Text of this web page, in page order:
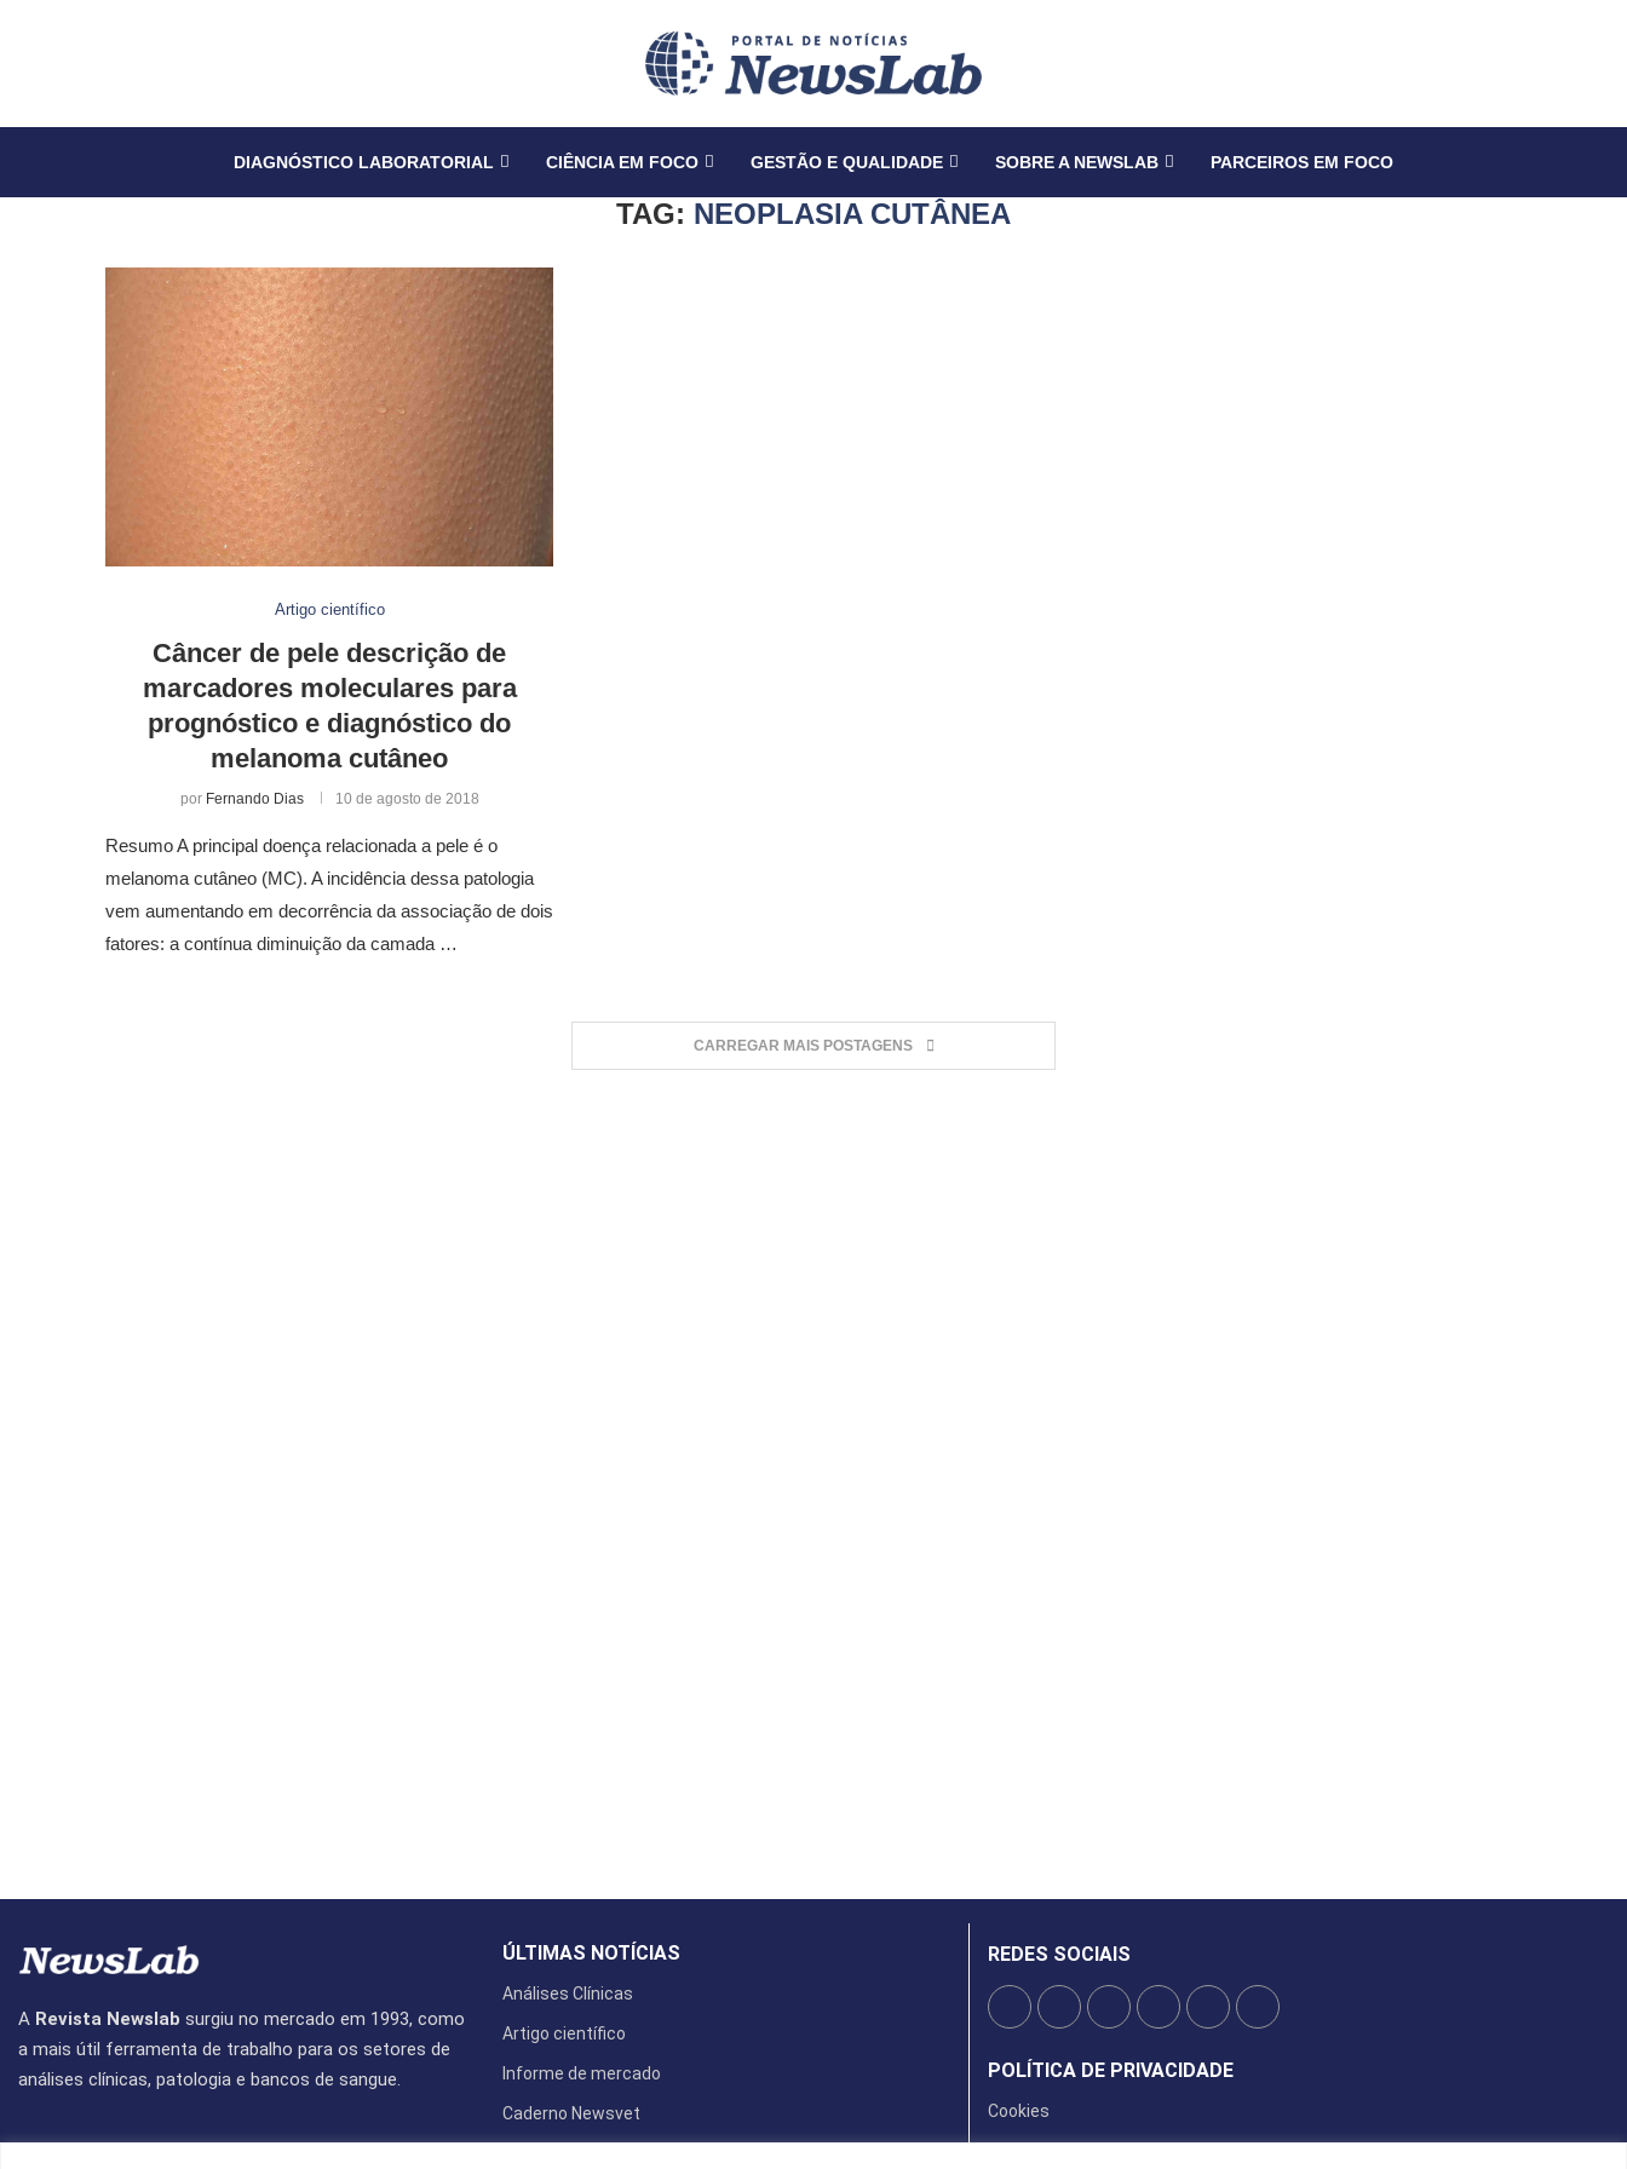
DIAGNÓSTICO LABORATORIAL CIÊNCIA EM FOCO GESTÃO E QUALIDADE SOBRE A NEWSLAB PARCEIROS EM FOCO
TAG: NEOPLASIA CUTÂNEA
Artigo científico
Câncer de pele descrição de
marcadores moleculares para
prognóstico e diagnóstico do
melanoma cutâneo
por Fernando Dias 10 de agosto de 2018
Resumo A principal doença relacionada a pele é o
melanoma cutâneo (MC). A incidência dessa patologia
vem aumentando em decorrência da associação de dois
fatores: a contínua diminuição da camada …
CARREGAR MAIS POSTAGENS
A Revista Newslab surgiu no mercado em 1993, como
a mais útil ferramenta de trabalho para os setores de
análises clínicas, patologia e bancos de sangue.
ÚLTIMAS NOTÍCIAS
Análises Clínicas
Artigo científico
Informe de mercado
Caderno Newsvet
REDES SOCIAIS
POLÍTICA DE PRIVACIDADE
Cookies